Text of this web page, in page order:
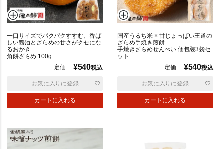
一口サイズでパクパクすすむ、香ば
しい醤油とざらめの甘さがクセにな
るおかき
角餅ざらめ 100g
定価
¥540税込
カートに入れる
お気に入りに登録
国産うるち米 × 甘じょっぱい王道の
ざらめ手焼き煎餅
手焼きざらめせんべい 個包装3袋セ
ット
定価
¥540税込
カートに入れる
お気に入りに登録